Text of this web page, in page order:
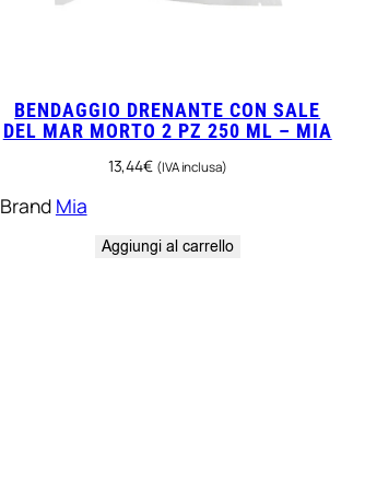
BENDAGGIO DRENANTE CON SALE
DEL MAR MORTO 2 PZ 250 ML – MIA
13,44€ (IVA inclusa)
Brand Mia
Aggiungi al carrello